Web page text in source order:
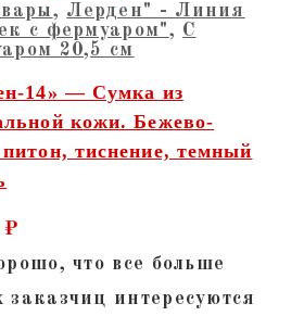
, Лерден" - Линия
с фермуаром", С
20,5 см
14» — Сумка из
кожи. Бежево-
тиснение, темный
₽
что все больше
заказчиц интересуются